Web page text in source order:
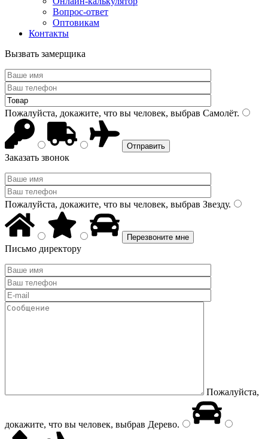
Вопрос-ответ
Оптовикам
Контакты
Вызвать замерщика
Пожалуйста, докажите, что вы человек, выбрав Самолёт.
Заказать звонок
Пожалуйста, докажите, что вы человек, выбрав Звезду.
Письмо директору
Пожалуйста,
докажите, что вы человек, выбрав Дерево.